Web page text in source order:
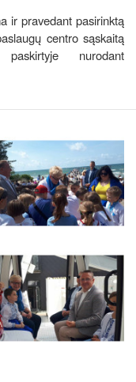
ir pravedant pasirinktą
centro sąskaitą
paskirtyje nurodant